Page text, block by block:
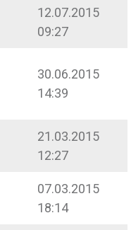
12.07.2015
09:27
30.06.2015
14:39
21.03.2015
12:27
07.03.2015
18:14